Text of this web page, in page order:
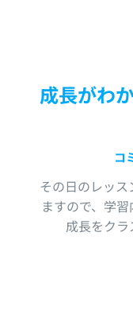
成長がわ
コ
その日のレッ
ますので、学
成長をクラ